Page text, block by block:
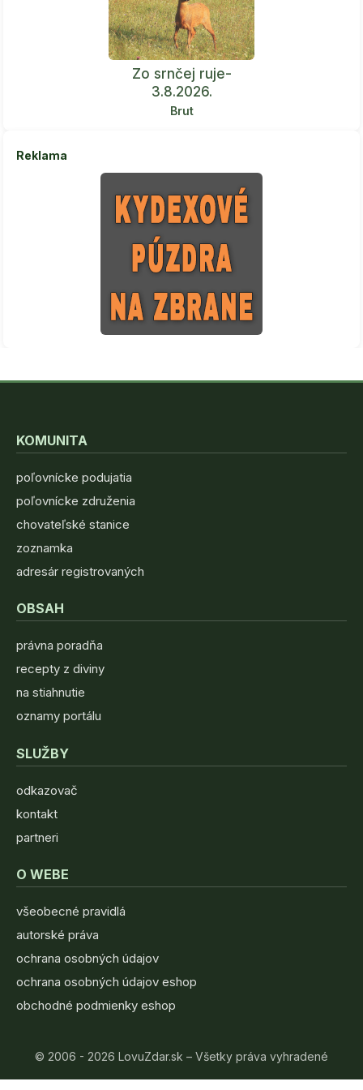
Zo srnčej ruje-
3.8.2026.
Brut
Reklama
KOMUNITA
poľovnícke podujatia
poľovnícke združenia
chovateľské stanice
zoznamka
adresár registrovaných
OBSAH
právna poradňa
recepty z diviny
na stiahnutie
oznamy portálu
SLUŽBY
odkazovač
kontakt
partneri
O WEBE
všeobecné pravidlá
autorské práva
ochrana osobných údajov
ochrana osobných údajov eshop
obchodné podmienky eshop
© 2006 - 2026 LovuZdar.sk – Všetky práva vyhradené